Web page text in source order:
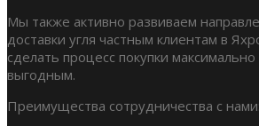
Мы также активно развиваем
доставки угля частным клиентам в
сделать процесс покупки
выгодным.
Преимущества сотрудничества с нами: